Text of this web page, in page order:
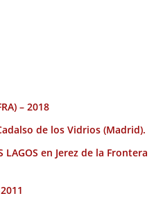
– 2018
de los Vidrios (Madrid).
LAGOS en Jerez de la Frontera